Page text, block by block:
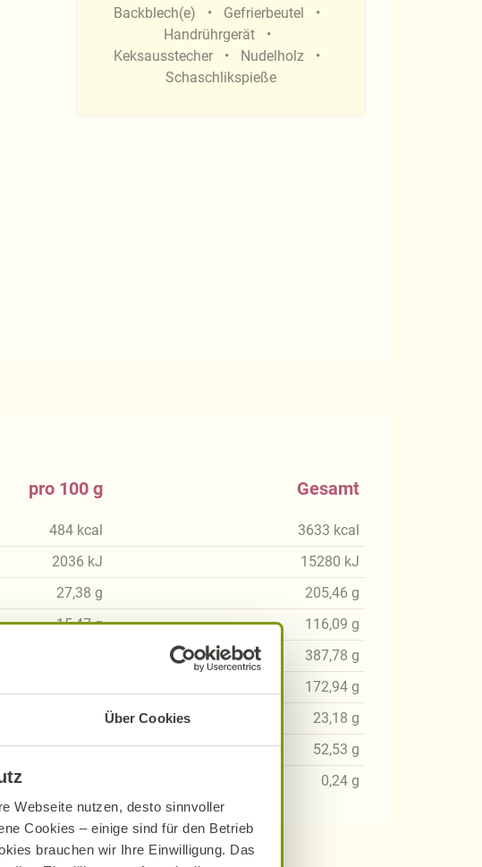
Über Cookies
Webseite nutzen, desto sinnvoller
Cookies – einige sind für den Betrieb
brauchen wir Ihre Einwilligung. Das
Backblech(e)
Gefrierbeutel
Handrührgerät
Keksausstecher
Nudelholz
Schaschlikspieße
pro 100 g
484 kcal
2036 kJ
27,38 g
15,47g
7g
Gesamt
3633 kcal
15280 kJ
205,46 g
116,09 g
387,78 g
172,94 g
23,18 g
52,53 g
0,24 g